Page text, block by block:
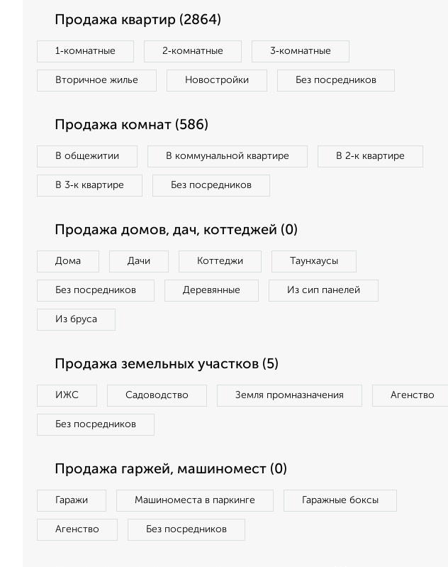
Продажа квартир (2864)
1‑комнатные 2‑комнатные 3‑комнатные
Вторичное жилье Новостройки Без посредников
Продажа комнат (586)
В общежитии В коммунальной квартире В 2‑к квартире
В 3‑к квартире Без посредников
Продажа домов, дач, коттеджей (0)
Дома Дачи Коттеджи Таунхаусы
Без посредников Деревянные Из сип панелей
Из бруса
Продажа земельных участков (5)
ИЖС Садоводство Земля промназначения Агенство
Без посредников
Продажа гаржей, машиномест (0)
Гаражи Машиноместа в паркинге Гаражные боксы
Агенство Без посредников